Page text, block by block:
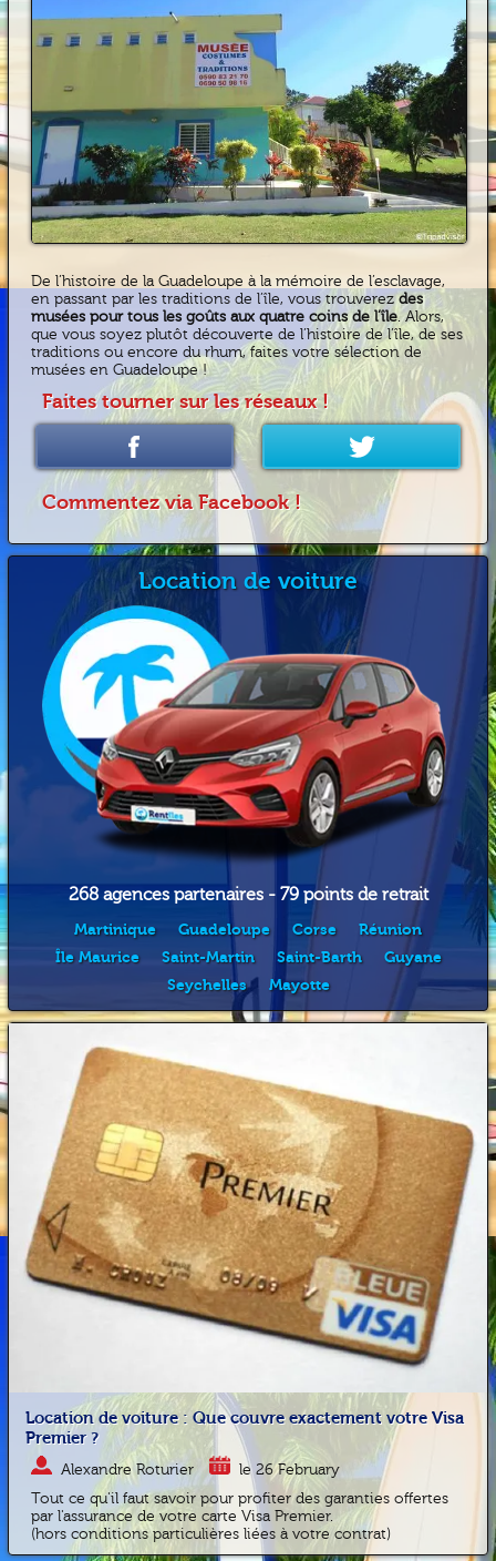
De l’histoire de la Guadeloupe à la mémoire de l’esclavage,
en passant par les traditions de l’île, vous trouverezdes
musées pour tous les goûts aux quatre coins de l’île. Alors,
que vous soyez plutôt découverte de l’histoire de l’île, de ses
traditions ou encore du rhum, faites votre sélection de
musées en Guadeloupe !
Faites tourner sur les réseaux !
Commentez via Facebook !
Location de voiture
268 agences partenaires - 79 points de retrait
Martinique Guadeloupe Corse
Réunion
Île Maurice
Saint-Martin Saint-Barth
Guyane
Seychelles
Mayotte
Location de voiture : Que couvre exactement votre Visa
Premier ?
Alexandre Roturier
le 26 February
Tout ce qu'il faut savoir pour profiter des garanties offertes
par l'assurance de votre carte Visa Premier.
(hors conditions particulières liées à votre contrat)